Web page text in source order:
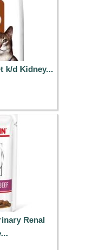
k/d Kidney...
Renal